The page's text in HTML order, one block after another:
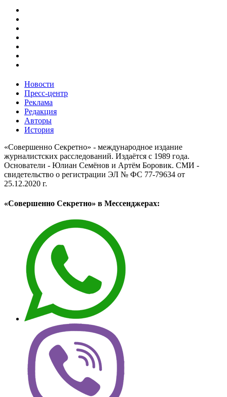
Новости
Пресс-центр
Реклама
Редакция
Авторы
История
«Совершенно Секретно» - международное издание
журналистских расследований. Издаётся с 1989 года.
Основатели - Юлиан Семёнов и Артём Боровик. CМИ -
свидетельство о регистрации ЭЛ № ФС 77-79634 от
25.12.2020 г.
«Совершенно Секретно» в Мессенджерах: